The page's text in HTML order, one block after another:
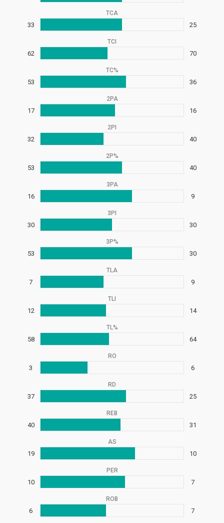
TCA
33 25
TCI
62 70
TC%
53 36
2PA
17 16
2PI
32 40
2P%
53 40
3PA
16 9
3PI
30 30
3P%
53 30
TLA
7 9
TLI
12 14
TL%
58 64
RO
3 6
RD
37 25
REB
40 31
AS
19 10
PER
10 7
ROB
6 7